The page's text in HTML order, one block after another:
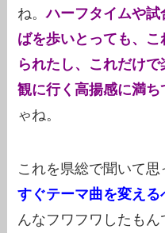
ね。ハーフタイムや
ばを歩いとっても、
られたし、これだけ
観に行く高揚感に満ち
ゃね。
これを県総で聞いて思
すぐテーマ曲を変える
んなフワフワしたも